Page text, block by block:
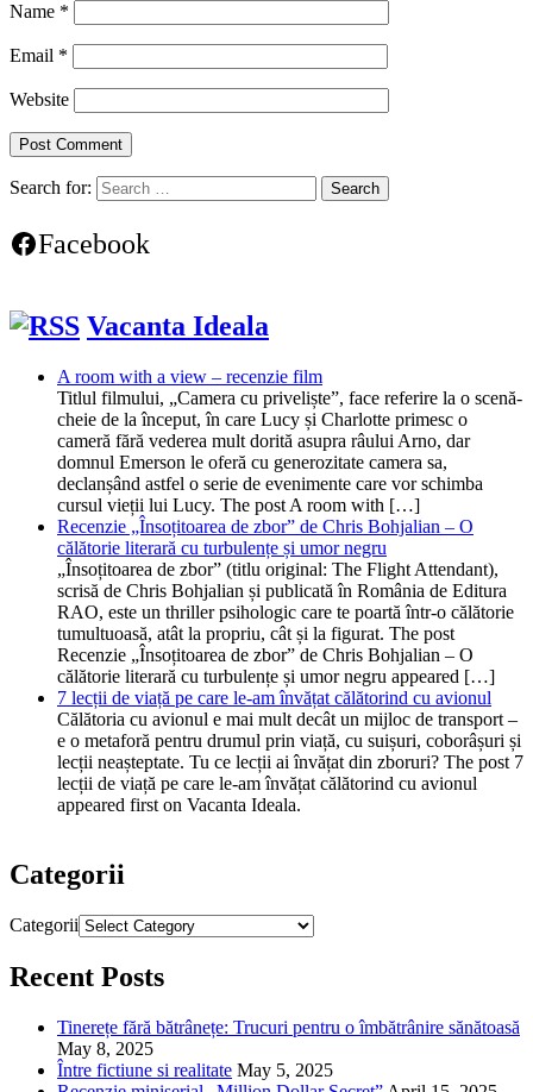
Name *
Email *
Website
Search for:
Facebook
Vacanta Ideala
A room with a view – recenzie film
Titlul filmului, „Camera cu priveliște”, face referire la o scenă-
cheie de la început, în care Lucy și Charlotte primesc o
cameră fără vederea mult dorită asupra râului Arno, dar
domnul Emerson le oferă cu generozitate camera sa,
declanșând astfel o serie de evenimente care vor schimba
cursul vieții lui Lucy. The post A room with […]
Recenzie „Însoțitoarea de zbor” de Chris Bohjalian – O
călătorie literară cu turbulențe și umor negru
„Însoțitoarea de zbor” (titlu original: The Flight Attendant),
scrisă de Chris Bohjalian și publicată în România de Editura
RAO, este un thriller psihologic care te poartă într-o călătorie
tumultuoasă, atât la propriu, cât și la figurat. The post
Recenzie „Însoțitoarea de zbor” de Chris Bohjalian – O
călătorie literară cu turbulențe și umor negru appeared […]
7 lecții de viață pe care le-am învățat călătorind cu avionul
Călătoria cu avionul e mai mult decât un mijloc de transport –
e o metaforă pentru drumul prin viață, cu suișuri, coborâșuri și
lecții neașteptate. Tu ce lecții ai învățat din zboruri? The post 7
lecții de viață pe care le-am învățat călătorind cu avionul
appeared first on Vacanta Ideala.
Categorii
Categorii
Recent Posts
Tinerețe fără bătrânețe: Trucuri pentru o îmbătrânire sănătoasă
May 8, 2025
Între fictiune si realitate May 5, 2025